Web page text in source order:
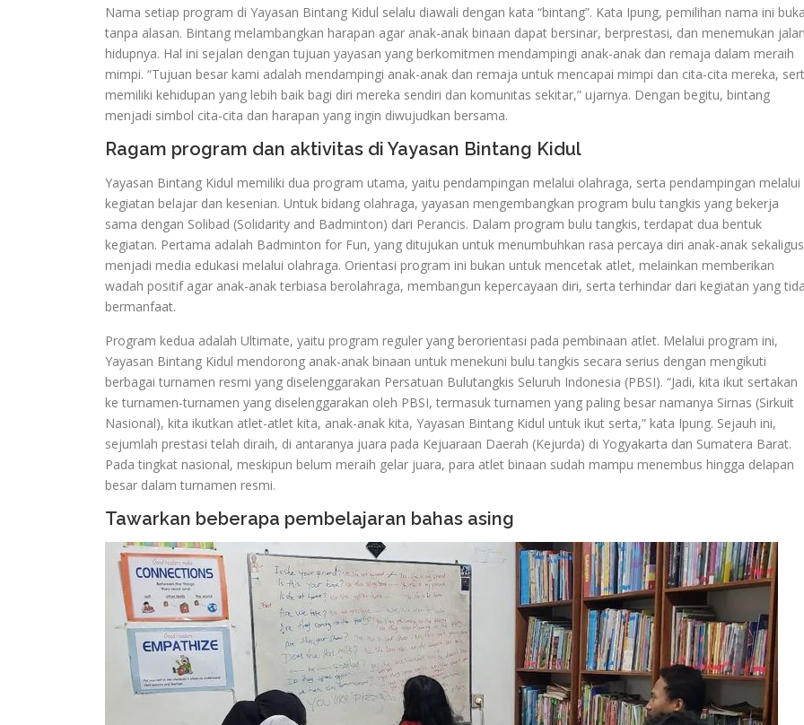
Nama setiap program di Yayasan Bintang Kidul selalu diawali dengan kata “bintang”. Kata Ipung, pemilihan nama ini
tanpa alasan. Bintang melambangkan harapan agar anak-anak binaan dapat bersinar, berprestasi, dan menemukan
hidupnya. Hal ini sejalan dengan tujuan yayasan yang berkomitmen mendampingi anak-anak dan remaja dalam meraih
mimpi. “Tujuan besar kami adalah mendampingi anak-anak dan remaja untuk mencapai mimpi dan cita-cita mereka,
memiliki kehidupan yang lebih baik bagi diri mereka sendiri dan komunitas sekitar,” ujarnya. Dengan begitu, bintang
menjadi simbol cita-cita dan harapan yang ingin diwujudkan bersama.
Ragam program dan aktivitas di Yayasan Bintang Kidul
Yayasan Bintang Kidul memiliki dua program utama, yaitu pendampingan melalui olahraga, serta pendampingan melalui
kegiatan belajar dan kesenian. Untuk bidang olahraga, yayasan mengembangkan program bulu tangkis yang bekerja
sama dengan Solibad (Solidarity and Badminton) dari Perancis. Dalam program bulu tangkis, terdapat dua bentuk
kegiatan. Pertama adalah Badminton for Fun, yang ditujukan untuk menumbuhkan rasa percaya diri anak-anak sekaligus
menjadi media edukasi melalui olahraga. Orientasi program ini bukan untuk mencetak atlet, melainkan memberikan
wadah positif agar anak-anak terbiasa berolahraga, membangun kepercayaan diri, serta terhindar dari kegiatan yang
bermanfaat.
Program kedua adalah Ultimate, yaitu program reguler yang berorientasi pada pembinaan atlet. Melalui program ini,
Yayasan Bintang Kidul mendorong anak-anak binaan untuk menekuni bulu tangkis secara serius dengan mengikuti
berbagai turnamen resmi yang diselenggarakan Persatuan Bulutangkis Seluruh Indonesia (PBSI). “Jadi, kita ikut sertakan
ke turnamen-turnamen yang diselenggarakan oleh PBSI, termasuk turnamen yang paling besar namanya Sirnas (Sirkuit
Nasional), kita ikutkan atlet-atlet kita, anak-anak kita, Yayasan Bintang Kidul untuk ikut serta,” kata Ipung. Sejauh ini,
sejumlah prestasi telah diraih, di antaranya juara pada Kejuaraan Daerah (Kejurda) di Yogyakarta dan Sumatera Barat.
Pada tingkat nasional, meskipun belum meraih gelar juara, para atlet binaan sudah mampu menembus hingga delapan
besar dalam turnamen resmi.
Tawarkan beberapa pembelajaran bahas asing